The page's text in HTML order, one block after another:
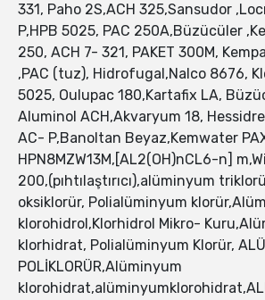
331, Paho 2S,ACH 325,Sansudor
P,HPB 5025, PAC 250A,Büzücüler
250, ACH 7- 321, PAKET 300M,
,PAC (tuz), Hidrofugal,Nalco 8676,
5025, Oulupac 180,Kartafix LA,
Aluminol ACH,Akvaryum 18,
AC- P,Banoltan Beyaz,Kemwater
HPN8MZW13M,[AL2(OH)nCL6-n]
200,(pıhtılaştırıcı),alüminyum
oksiklorür, Polialüminyum
klorohidrol,Klorhidrol Mikro-
klorhidrat, Polialüminyum Klorür,
POLİKLORÜR,Alüminyum